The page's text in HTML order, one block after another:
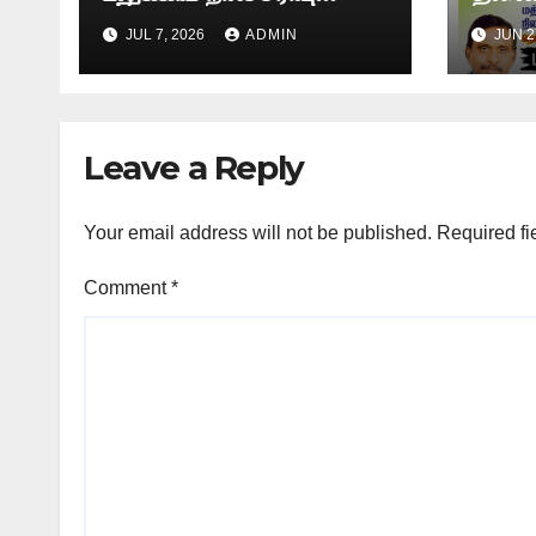
-அதிர்ச்சியூட்டும்
காட்சிகள்!
JUL 7, 2026 ADMIN JUN
Leave a Reply
Your email address will not be published. Required
Comment*